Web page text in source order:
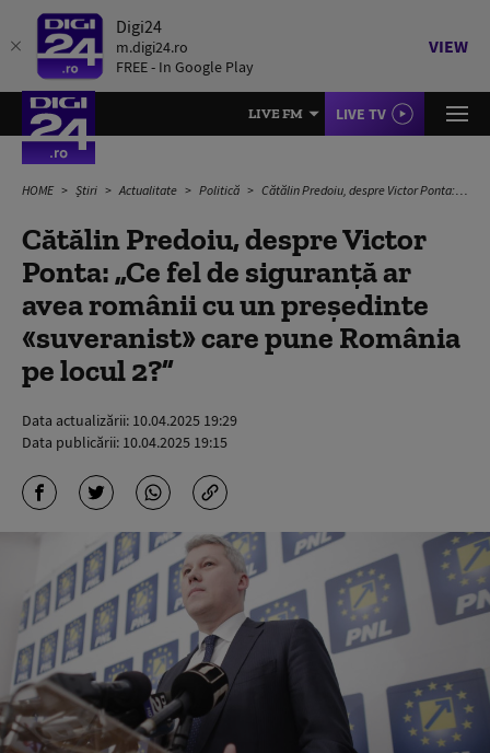
Digi24
m.digi24.ro
FREE - In Google Play
VIEW
LIVE FM LIVE TV
HOME Știri Actualitate Politică Cătălin Predoiu, despre Victor Ponta: „Ce fel de siguranță ar avea românii cu un președinte «suveranist» care pune România pe locul 2?”
Cătălin Predoiu, despre Victor
Ponta: „Ce fel de siguranță ar
avea românii cu un președinte
«suveranist» care pune România
pe locul 2?”
Data actualizării: 10.04.2025 19:29
Data publicării: 10.04.2025 19:15